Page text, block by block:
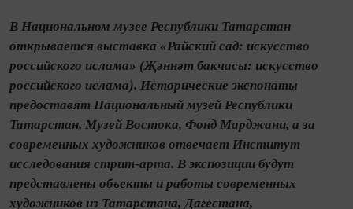
В Национальном музее Республики Татарстан
открывается выставка «Райский сад: искусство
российского ислама» (Җәннәт бакчасы: искусство
российского ислама). Исторические экспонаты
предоставят Национальный музей Республики
Татарстан, Музей Востока, Фонд Марджани, а за
современных художников отвечает Институт
исследования стрит-арта. В экспозиции будут
представлены объекты и работы современных
художников из Татарстана, Дагестана,